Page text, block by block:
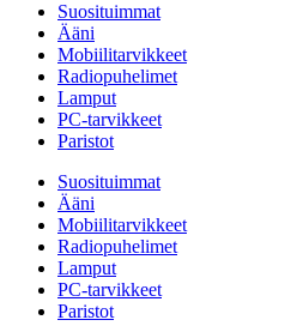
Suosituimmat
Ääni
Mobiilitarvikkeet
Radiopuhelimet
Lamput
PC-tarvikkeet
Paristot
Suosituimmat
Ääni
Mobiilitarvikkeet
Radiopuhelimet
Lamput
PC-tarvikkeet
Paristot